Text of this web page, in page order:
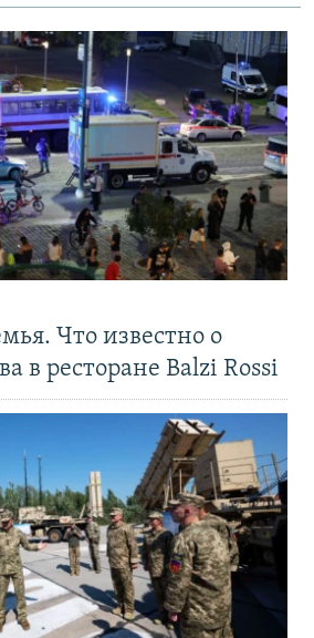
Что известно о
в ресторане Balzi Rossi